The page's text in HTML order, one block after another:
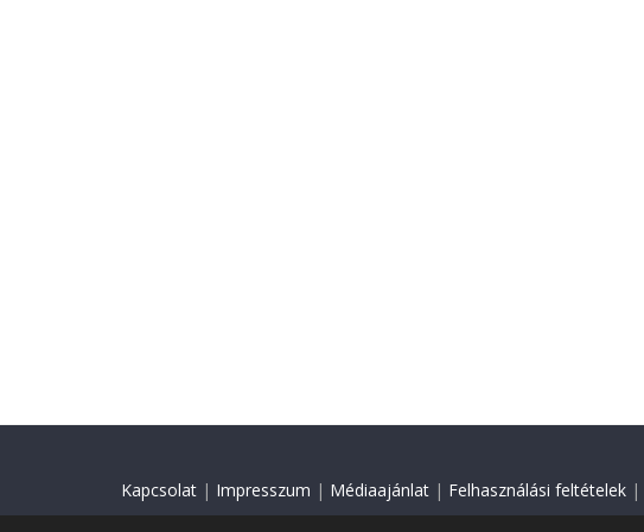
Kapcsolat | Impresszum | Médiaajánlat | Felhasználási feltételek |